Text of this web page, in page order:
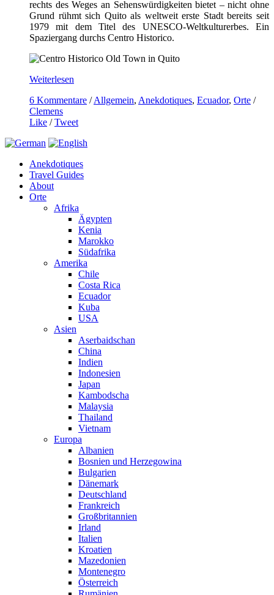
rechts des Weges an Sehenswürdigkeiten bietet – nicht ohne
Grund rühmt sich Quito als weltweit erste Stadt bereits seit
1979 mit dem Titel des UNESCO-Weltkulturerbes. Ein
Spaziergang durchs Centro Historico.
Weiterlesen
6 Kommentare /Allgemein, Anekdotiques, Ecuador, Orte /
Clemens
Like /Tweet
Anekdotiques
Travel Guides
About
Orte
Afrika
Ägypten
Kenia
Marokko
Südafrika
Amerika
Chile
Costa Rica
Ecuador
Kuba
USA
Asien
Aserbaidschan
China
Indien
Indonesien
Japan
Kambodscha
Malaysia
Thailand
Vietnam
Europa
Albanien
Bosnien und Herzegowina
Bulgarien
Dänemark
Deutschland
Frankreich
Großbritannien
Irland
Italien
Kroatien
Mazedonien
Montenegro
Österreich